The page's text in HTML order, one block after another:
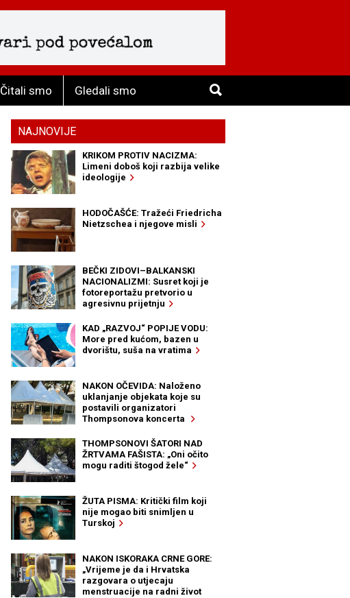
Čitali smo Gledali smo
NAJNOVIJE
KRIKOM PROTIV NACIZMA:
Limeni doboš koji razbija velike
ideologije
HODOČAŠĆE: Tražeći Friedricha
Nietzschea i njegove misli
BEČKI ZIDOVI–BALKANSKI
NACIONALIZMI: Susret koji je
fotoreportažu pretvorio u
agresivnu prijetnju
KAD „RAZVOJ“ POPIJE VODU:
More pred kućom, bazen u
dvorištu, suša na vratima
NAKON OČEVIDA: Naloženo
uklanjanje objekata koje su
postavili organizatori
Thompsonova koncerta
THOMPSONOVI ŠATORI NAD
ŽRTVAMA FAŠISTA: „Oni očito
mogu raditi štogod žele“
ŽUTA PISMA: Kritički film koji
nije mogao biti snimljen u
Turskoj
NAKON ISKORAKA CRNE GORE:
„Vrijeme je da i Hrvatska
razgovara o utjecaju
menstruacije na radni život